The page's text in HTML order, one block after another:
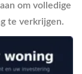
aan om volledige
te verkrijgen.